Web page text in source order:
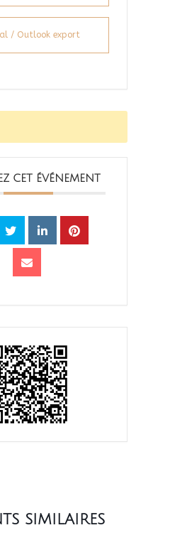
/ Outlook export
CET ÉVÉNEMENT
SIMILAIRES